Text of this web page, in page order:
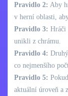
Pravidlo 2: Aby
v herní oblasti,
Pravidlo 3: Hráči
unikli z chrámu.
Pravidlo 4:
co nejmenšího
Pravidlo 5:
aktuální úroveň a